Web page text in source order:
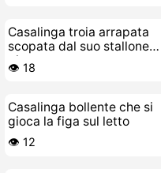
Casalinga troia arrapata
scopata dal suo stallone
giovane
👁️ 18
Casalinga bollente che si
gioca la figa sul letto
👁️ 12